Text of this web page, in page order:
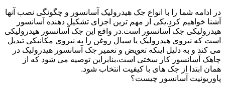
در ادامه شما را با انواع جک هیدرولیک آسانسور و چگونگی نصب آنها
آشنا خواهیم کرد.یکی از مهم ترین اجزای تشکیل دهنده آسانسور
هیدرولیکی جک آسانسور است.در واقع این جک آسانسور هیدرولیکی
است که نیروی هیدرولیک یا سیال روغن را به نیروی مکانیکی تبدیل
می کند و به دلیل اینکه تعویض و تعمیر جک آسانسور هیدرولیک در
چاهک آسانسور کار سختی است،بنابراین توصیه می شود که از
همان ابتدا از جک های با کیفیت انتخاب شود.
پاوریونیت آسانسور چیست؟